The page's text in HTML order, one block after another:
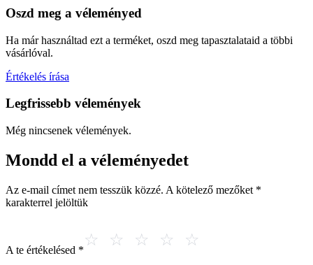
Oszd meg a véleményed
Ha már használtad ezt a terméket, oszd meg tapasztalataid a többi
vásárlóval.
Értékelés írása
Legfrissebb vélemények
Még nincsenek vélemények.
Mondd el a véleményedet
Az e-mail címet nem tesszük közzé. A kötelező mezőket *
karakterrel jelöltük
A te értékelésed *